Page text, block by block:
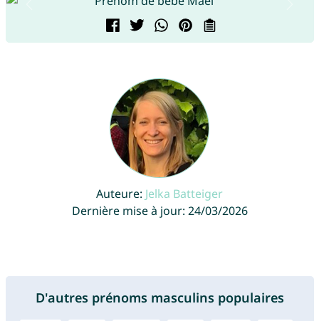
Auteure: Jelka Batteiger
Dernière mise à jour: 24/03/2026
D'autres prénoms masculins populaires